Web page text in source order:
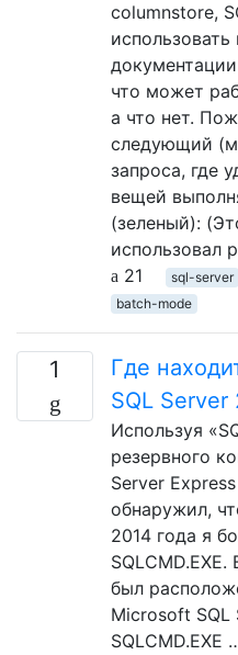
columnstore,
что может
а что нет.
следующий
запроса, где
вещей
(зеленый):
использовал
21
sql-server
batch-mode
1
Где
SQL Server
Используя
резервного
Server
обнаружил,
2014 года я
был
Microsoft SQL
SQLCMD.EXE